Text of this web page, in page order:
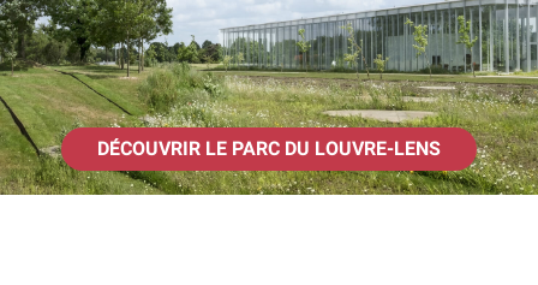
DÉCOUVRIR LE PARC DU LOUVRE-LENS